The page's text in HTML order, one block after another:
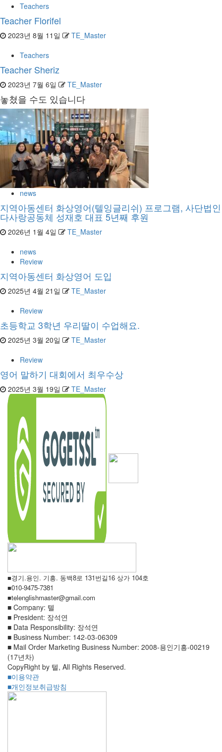
Teachers
Teacher Florifel
2023년 8월 11일
TE_Master
Teachers
Teacher Sheriz
2023년 7월 6일 TE_Master
놓쳤을 수도 있습니다
news
지역아동센터 화상영어(텔잉글리쉬) 프로그램, 사단법인
다사랑공동체 성재호 대표 5년째 후원
2026년 1월 4일
TE_Master
news
Review
지역아동센터 화상영어 도입
2025년 4월 21일
TE_Master
Review
초등학교 3학년 우리딸이 수업해요.
2025년 3월 20일
TE_Master
Review
영어 말하기 대회에서 최우수상
2025년 3월 19일 TE_Master
■경기.용인. 기흥. 동백8로 131번길16 상가 104호
■010-9475-7381
■telenglishmaster@gmail.com
■ Company: 텔
■ President: 장석연
■ Data Responsibility: 장석연
■ Business Number: 142-03-06309
■ Mail Order Marketing Business Number: 2008-용인기흥-00219
(17년차)
CopyRight by 텔, All Rights Reserved.
■이용약관
■개인정보취급방침